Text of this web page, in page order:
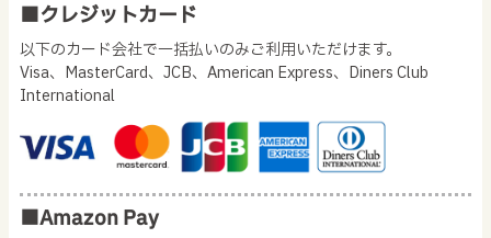
■クレジットカード
以下のカード会社で一括払いのみご利用いただけます。
Visa、MasterCard、JCB、American Express、Diners Club
International
■Amazon Pay